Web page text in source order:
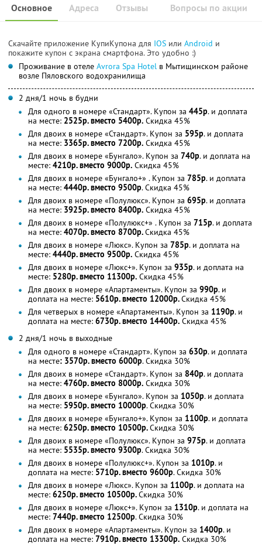
Основное Отзывы Вопросы по акции
Адреса
Скачайте приложение КупиКупона для IOS или Android и
покажите купон с экрана смартфона. Это удобно :)
Проживание в отеле Avrora Spa Hotel в Мытищинском районе
возле Пяловского водохранилища
2 дня/1 ночь в будни
Для одного в номере «Стандарт». Купон за 445р. и доплата
на месте: 2525р. вместо 5400р. Скидка 45%
Для двоих в номере «Стандарт». Купон за 595р. и доплата
на месте: 3365р. вместо 7200р. Скидка 45%
Для двоих в номере «Бунгало». Купон за 740р. и доплата на
месте: 4210р. вместо 9000р. Скидка 45%
Для двоих в номере «Бунгало+» . Купон за 785р. и доплата
на месте: 4440р. вместо 9500р. Скидка 45%
Для двоих в номере «Полулюкс». Купон за 695р. и доплата
на месте: 3925р. вместо 8400р. Скидка 45%
Для двоих в номере «Полулюкс+» . Купон за 715р. и доплата
на месте: 4070р. вместо 8700р.Скидка 45%
Для двоих в номере «Люкс». Купон за 785р. и доплата на
месте: 4440р. вместо 9500р. Скидка 45%
Для двоих в номере «Люкс+». Купон за 935р. и доплата на
месте: 5280р. вместо 11300р. Скидка 45%
Для двоих в номере «Апартаменты». Купон за 990р. и
доплата на месте: 5610р. вместо 12000р.Скидка 45%
Для четверых в номере «Апартаменты». Купон за 1190р. и
доплата на месте: 6730р. вместо 14400р. Скидка 45%
2 дня/1 ночь в выходные
Для одного в номере «Стандарт». Купон за 630р. и доплата
на месте: 3570р. вместо 6000р. Скидка 30%
Для двоих в номере «Стандарт». Купон за 840р. и доплата
на месте: 4760р. вместо 8000р. Скидка 30%
Для двоих в номере «Бунгало». Купон за 1050р. и доплата
на месте: 5950р. вместо 10000р. Скидка 30%
Для двоих в номере «Бунгало+». Купон за 1100р. и доплата
на месте: 6250р. вместо 10500р.Скидка 30%
Для двоих в номере «Полулюкс». Купон за 975р. и доплата
на месте: 5535р. вместо 9300р. Скидка 30%
Для двоих в номере «Полулюкс+». Купон за 1010р. и
доплата на месте: 5710р. вместо 9600р. Скидка 30%
Для двоих в номере «Люкс». Купон за 1100р. и доплата на
месте: 6250р. вместо 10500р.Скидка 30%
Для двоих в номере «Люкс+». Купон за 1310р. и доплата на
месте: 7440р. вместо 12500р. Скидка 30%
Для двоих в номере «Апартаменты». Купон за 1400р. и
доплата на месте: 7910р. вместо 13300р. Скидка 30%